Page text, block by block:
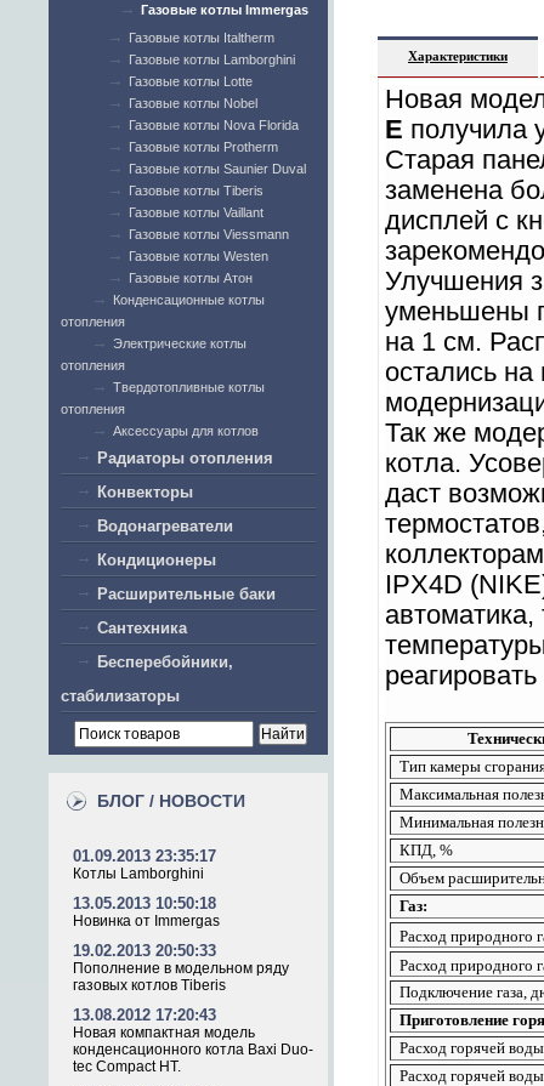
Газовые котлы Immergas
Газовые котлы Italtherm
Газовые котлы Lamborghini
Газовые котлы Lotte
Газовые котлы Nobel
Газовые котлы Nova Florida
Газовые котлы Protherm
Газовые котлы Saunier Duval
Газовые котлы Tiberis
Газовые котлы Vaillant
Газовые котлы Viessmann
Газовые котлы Westen
Газовые котлы Атон
Конденсационные котлы
отопления
Электрические котлы
отопления
Твердотопливные котлы
отопления
Аксессуары для котлов
Радиаторы отопления
Конвекторы
Водонагреватели
Кондиционеры
Расширительные баки
Сантехника
Бесперебойники,
стабилизаторы
БЛОГ / НОВОСТИ
01.09.2013 23:35:17
Котлы Lamborghini
13.05.2013 10:50:18
Новинка от Immergas
19.02.2013 20:50:33
Пополнение в модельном ряду
газовых котлов Tiberis
13.08.2012 17:20:43
Новая компактная модель
конденсационного котла Baxi Duo-
tec Compact HT.
Характеристики
Новая
E получила
Старая
заменена
дисплей с
Улучшения
уменьшены
на 1 см.
остались
Так же
котла.
даст
IPX4D
Тип камеры
Максимальная
Минимальная
КПД, %
Объем
Газ:
Расход природного
Расход природного
Подключение газа,
Приготовление
Расход горячей
Расход горячей